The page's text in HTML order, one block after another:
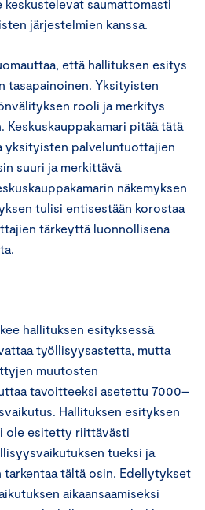
keskustelevat saumattomasti
järjestelmien kanssa.
että hallituksen esitys
tasapainoinen. Yksityisten
rooli ja merkitys
pitää tätä
yksityisten palveluntuottajien
suuri ja merkittävä
näkemyksen
tulisi entisestään korostaa
tärkeyttä luonnollisena
hallituksen esityksessä
työllisyysastetta, mutta
muutosten
tavoitteeksi asetettu 7000–
Hallituksen esityksen
ole esitetty riittävästi
tueksi ja
tältä osin. Edellytykset
aikaansaamiseksi